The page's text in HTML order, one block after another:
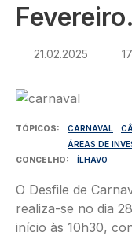
Fevereiro.
21.02.2025
Imagem
TÓPICOS CARNAVAL
ÁREAS DE
CONCELHO
ÍLHAVO
O Desfile de
realiza-se no dia
início às 10h30,